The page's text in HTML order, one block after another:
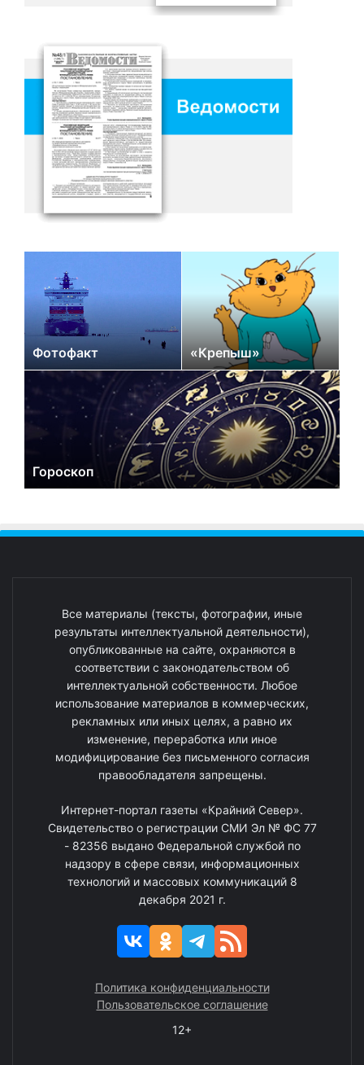
Фотофакт «Крепыш»
Гороскоп
Все материалы (тексты, фотографии, иные
результаты интеллектуальной деятельности),
опубликованные на сайте, охраняются в
соответствии с законодательством об
интеллектуальной собственности. Любое
использование материалов в коммерческих,
рекламных или иных целях, а равно их
изменение, переработка или иное
модифицирование без письменного согласия
правообладателя запрещены.
Интернет-портал газеты «Крайний Север».
Свидетельство о регистрации СМИ Эл № ФС 77
- 82356 выдано Федеральной службой по
надзору в сфере связи, информационных
технологий и массовых коммуникаций 8
декабря 2021 г.
Политика конфиденциальности
Пользовательское соглашение
12+